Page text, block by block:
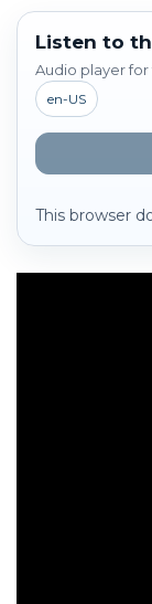
Listen to
Audio player
en-US
This browser